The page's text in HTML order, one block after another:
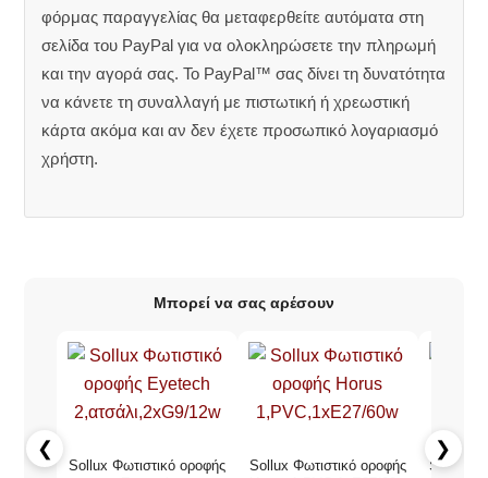
φόρμας παραγγελίας θα μεταφερθείτε αυτόματα στη
σελίδα του PayPal για να ολοκληρώσετε την πληρωμή
και την αγορά σας. Το PayPal™ σας δίνει τη δυνατότητα
να κάνετε τη συναλλαγή με πιστωτική ή χρεωστική
κάρτα ακόμα και αν δεν έχετε προσωπικό λογαριασμό
χρήστη.
Μπορεί να σας αρέσουν
❮
Sollux Φωτιστικό οροφής
Sollux Φωτιστικό οροφής
Sollux
❯